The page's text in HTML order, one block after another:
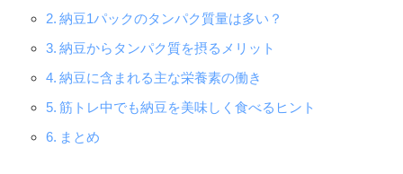
納豆1パックのタンパク質量は多い？
納豆からタンパク質を摂るメリット
納豆に含まれる主な栄養素の働き
筋トレ中でも納豆を美味しく食べるヒント
まとめ